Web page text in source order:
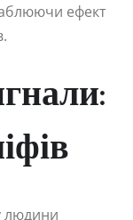
ефект
людини